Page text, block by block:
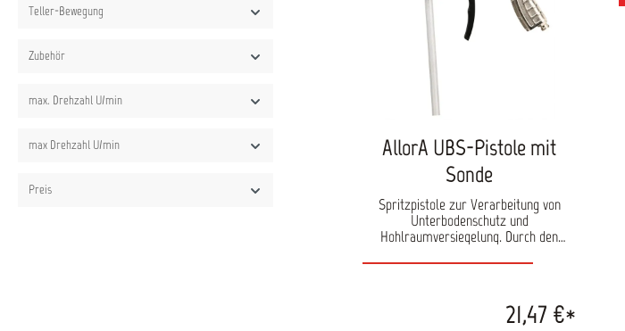
Teller-Bewegung
Zubehör
max. Drehzahl U/min
max Drehzahl U/min
Preis
AllorA UBS-Pistole mit
Sonde
Spritzpistole zur Verarbeitung von
Unterbodenschutz und
Hohlraumversiegelung. Durch den
die Pistole sehr gut in der Hand und
Lieferumfang ist die wechselbare Düse
zur Verarbeitung von Unterbodenschutz
21,47 €*